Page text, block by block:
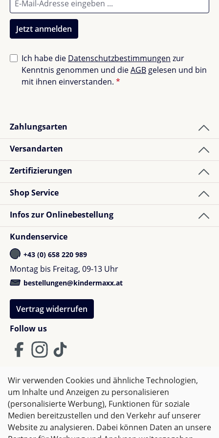
Produktdetails
Krabbenfang-Set für Kinder
5 Meter Schnur mit Köderclip
Sicherer Verschlussmechanismus
Ideal für Strand und Hafen
Jetzt anmelden
Ich habe die Datenschutzbestimmungen zur
Kenntnis genommen und dieAGB gelesen und bin
mit ihnen einverstanden. *
Zahlungsarten
Versandarten
Zertifizierungen
Follow us
Shop Service
Infos zur Onlinebestellung
Kundenservice
+43 (0) 658 220 989
Montag bis Freitag, 09-13 Uhr
bestellungen@kindermaxx.at
Vertrag widerrufen
AGB Impressum
Datenschutz
Widerrufsrecht
Wir verwenden Cookies und ähnliche Technologien,
um Inhalte und Anzeigen zu personalisieren
(personalisierte Werbung), Funktionen für soziale
Medien bereitzustellen und den Verkehr auf unserer
Website zu analysieren. Dabei können Daten an unsere